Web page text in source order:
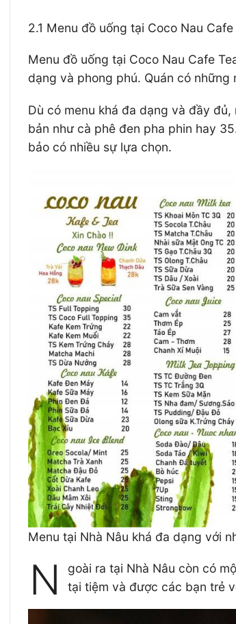
2.1 Menu đồ uống tại Coco Nau Cafe
Menu đồ uống tại Coco Nau Cafe
dạng và phong phú. Quán có
Dù có menu khá đa dạng và đầy
bản như cà phê đen pha phin hay
bảo có nhiều sự lựa chọn.
Menu tại Nhà Nâu khá đa dạng với
N
goài ra tại Nhà Nâu còn có
tại tiệm và được các bạn trẻ